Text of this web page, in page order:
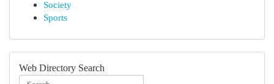
Society
Sports
Web Directory Search